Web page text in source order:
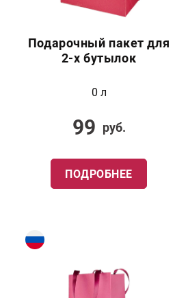
Подарочный пакет для
2-х бутылок
0 л
99 руб.
ПОДРОБНЕЕ